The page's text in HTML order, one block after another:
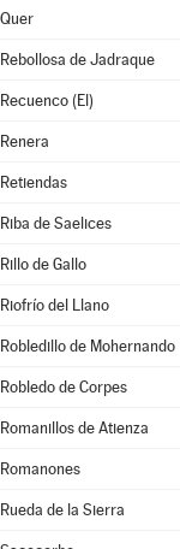
Quer
Rebollosa de Jadraque
Recuenco (El)
Renera
Retiendas
Riba de Saelices
Rillo de Gallo
Riofrío del Llano
Robledillo de Mohernando
Robledo de Corpes
Romanillos de Atienza
Romanones
Rueda de la Sierra